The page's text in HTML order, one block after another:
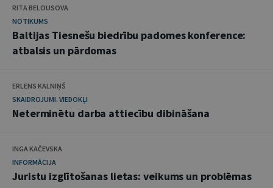
RITA BELOUSOVA
NOTIKUMS
Baltijas Tiesnešu biedrību padomes konference:
atbalsis un pārdomas
ERLENS KALNIŅŠ
SKAIDROJUMI. VIEDOKĻI
Neterminētu darba attiecību dibināšana
INGA KAČEVSKA
INFORMĀCIJA
Juristu izglītošanas lietas: veikums un problēmas